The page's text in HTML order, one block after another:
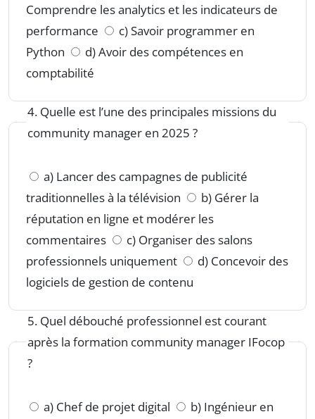
Comprendre les analytics et les indicateurs de
performance
c) Savoir programmer en
Python
d) Avoir des compétences en
comptabilité
4. Quelle est l’une des principales missions du
community manager en 2025 ?
a) Lancer des campagnes de publicité
traditionnelles à la télévision
b) Gérer la
réputation en ligne et modérer les
commentaires
c) Organiser des salons
professionnels uniquement
d) Concevoir des
logiciels de gestion de contenu
5. Quel débouché professionnel est courant
après la formation community manager IFocop
?
a) Chef de projet digital
b) Ingénieur en